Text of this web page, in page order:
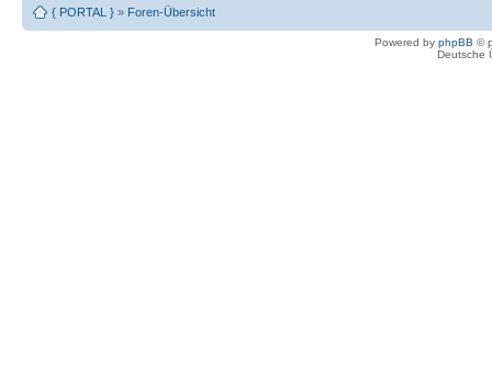
{ PORTAL } » Foren-Übersicht
Powered by phpBB ©
Deutsche